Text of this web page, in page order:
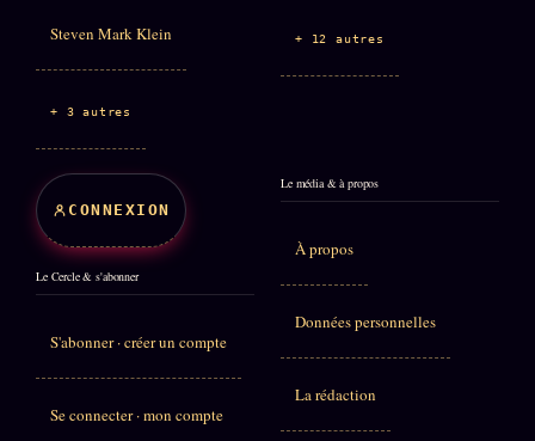
Steven Mark Klein
+ 3 autres
+ 12 autres
CONNEXION
Le Cercle & s'abonner
S'abonner · créer un compte
Se connecter · mon compte
Le média & à propos
À propos
Données personnelles
La rédaction